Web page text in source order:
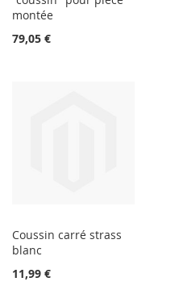
montée
79,05 €
Coussin carré strass
blanc
11,99 €